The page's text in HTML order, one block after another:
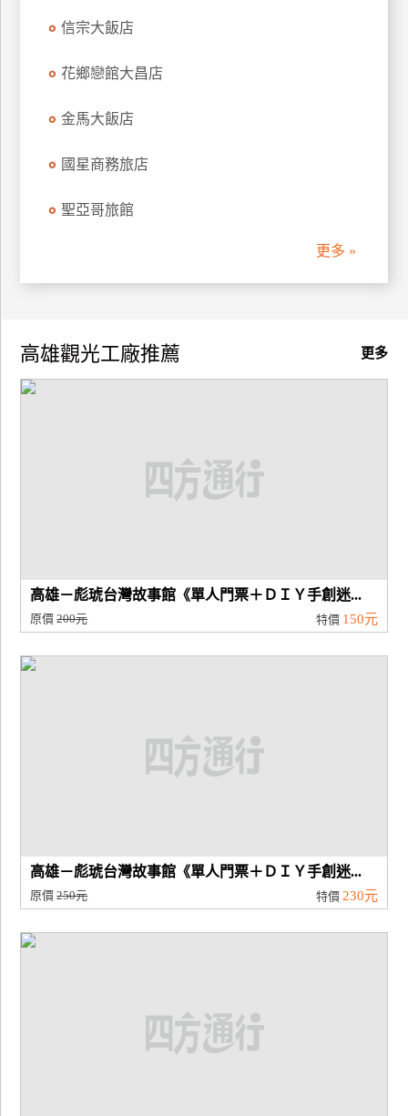
信宗大飯店
花鄉戀館大昌店
金馬大飯店
國星商務旅店
聖亞哥旅館
更多 »
更多
高雄觀光工廠推薦
高雄－彪琥台灣故事館《單人門票＋ＤＩＹ手創迷...
原價200元 特價 150元
高雄－彪琥台灣故事館《單人門票＋ＤＩＹ手創迷...
原價250元 特價 230元